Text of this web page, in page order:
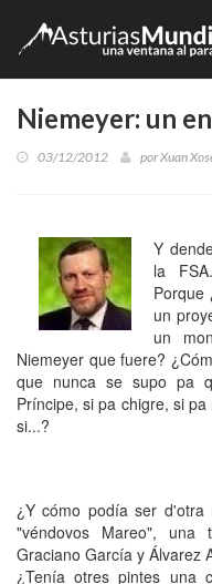
Niemeyer: un
03/12/2012 porXuan
Y
la
Porque
un
un
Niemeyer que fuere?
que nunca se supo pa
Príncipe, si pa chigre, si
si...?
¿Y cómo podía ser d'otra
"véndovos Mareo", una
Graciano García y Álvarez
¿Tenía otres pintes una